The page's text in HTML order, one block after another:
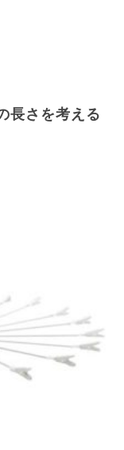
長さを考える